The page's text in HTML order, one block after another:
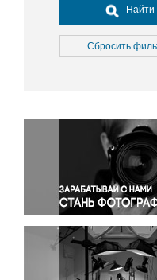
Досуг, туризм и
Культура
Медицина
Окружающая
Политика
Правосудие
Происшествия и
Религия
Светская жизнь
Спорт
Экология
Найти
Сбросить